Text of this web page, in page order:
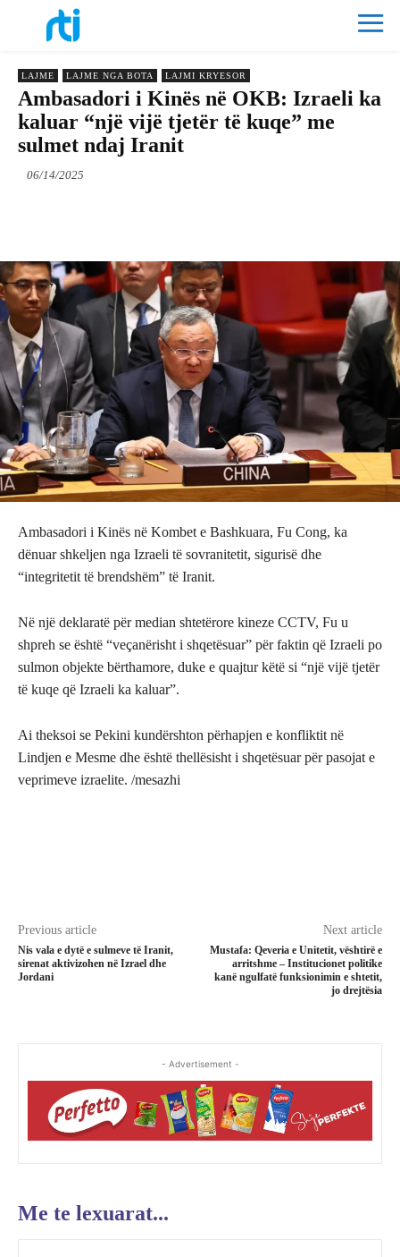
LAJME LAJME NGA BOTA LAJMI KRYESOR
Ambasadori i Kinës në OKB: Izraeli ka
kaluar “një vijë tjetër të kuqe” me
sulmet ndaj Iranit
06/14/2025
Ambasadori i Kinës në Kombet e Bashkuara, Fu Cong, ka
dënuar shkeljen nga Izraeli të sovranitetit, sigurisë dhe
“integritetit të brendshëm” të Iranit.
Në një deklaratë për median shtetërore kineze CCTV, Fu u
shpreh se është “veçanërisht i shqetësuar” për faktin që Izraeli po
sulmon objekte bërthamore, duke e quajtur këtë si “një vijë tjetër
të kuqe që Izraeli ka kaluar”.
Ai theksoi se Pekini kundërshton përhapjen e konfliktit në
Lindjen e Mesme dhe është thellësisht i shqetësuar për pasojat e
veprimeve izraelite. /mesazhi
Previous article
Nis vala e dytë e sulmeve të Iranit,
sirenat aktivizohen në Izrael dhe
Jordani
Next article
Mustafa: Qeveria e Unitetit, vështirë e
arritshme – Institucionet politike
kanë ngulfatë funksionimin e shtetit,
jo drejtësia
- Advertisement -
Me te lexuarat...